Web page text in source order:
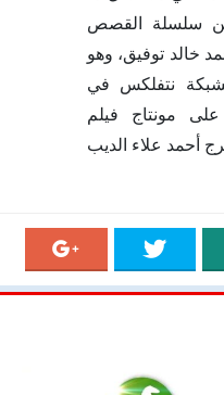
عن سلسلة القصص
خالد توفيق، وهو
لشبكة نتفلكس في
مونتاج فيلم
أحمد علاء الديب